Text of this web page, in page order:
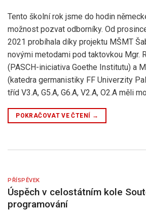
Tento školní rok jsme do hodin
možnost pozvat odborníky. Od
2021 probíhala díky projektu MŠMT
novými metodami pod taktovkou Mgr.
(PASCH-iniciativa Goethe Institutu) a
(katedra germanistiky FF Univerzity
tříd V3.A, G5.A, G6.A, V2.A, O2.A měli
POKRAČOVAT VE ČTENÍ →
PŘÍSPĚVEK
Úspěch v celostátním kole
programování